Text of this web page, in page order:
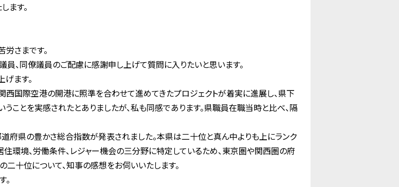
ます。
さまです。
、同僚議員のご配慮に感謝申し上げて質問に入りたいと思います。
ます。
西国際空港の開港に照準を合わせて進めてきたプロジェクトが着実に進展し、県下
ことを実感されたとありましたが、私も同感であります。県職員在職当時と比べ、隔
府県の豊かさ総合指数が発表されました。本県は二十位と真ん中よりも上にランク
住環境、労働条件、レジャー機会の三分野に特定しているため、東京圏や関西圏の府
二十位について、知事の感想をお伺いいたします。